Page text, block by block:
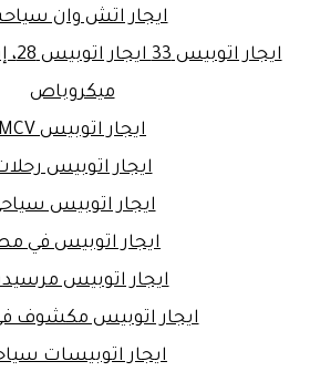
ايجار اتش وان
ميكروباص
ايجار اتوبيس MCV
ايجار اتوبيس
ايجار اتوبيس
ايجار اتوبيس في
ايجار اتوبيس
ايجار اتوبيس مكشوف
ايجار اتوبيسات